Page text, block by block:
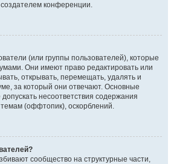
конференции.
(или группы пользователей), которые
Они имеют право редактировать или
открывать, перемещать, удалять и
за который они отвечают. Основные
несоответствия содержания
(оффтопик), оскорблений.
сообщество на структурные части,